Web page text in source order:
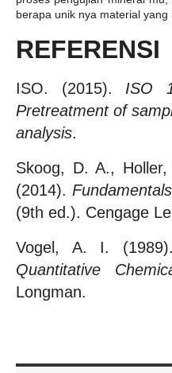
berapa unik nya material yang
REFERENSI
ISO. (2015). ISO
Pretreatment of
analysis.
Skoog, D. A.,
(2014).
(9th ed.). Cengage
Vogel, A. I.
Quantitative
Longman.